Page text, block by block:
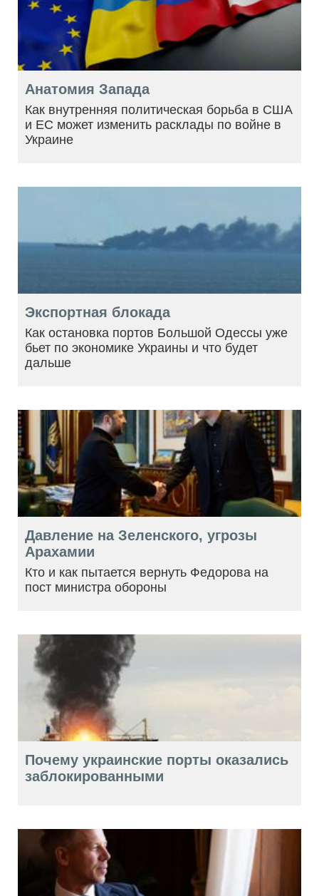
Анатомия Запада
Как внутренняя политическая борьба в США
и ЕС может изменить расклады по войне в
Украине
Экспортная блокада
Как остановка портов Большой Одессы уже
бьет по экономике Украины и что будет
дальше
Давление на Зеленского, угрозы
Арахамии
Кто и как пытается вернуть Федорова на
пост министра обороны
Почему украинские порты оказались
заблокированными